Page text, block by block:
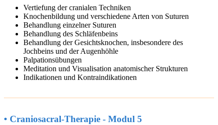
Vertiefung der cranialen Techniken
Knochenbildung und verschiedene Arten von Suturen
Behandlung einzelner Suturen
Behandlung des Schläfenbeins
Behandlung der Gesichtsknochen, insbesondere des
Jochbeins und der Augenhöhle
Palpationsübungen
Meditation und Visualisation anatomischer Strukturen
Indikationen und Kontraindikationen
• Craniosacral-Therapie - Modul 5